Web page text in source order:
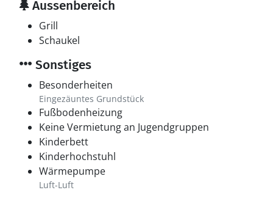
Aussenbereich
Grill
Schaukel
Sonstiges
Besonderheiten
Eingezäuntes Grundstück
Fußbodenheizung
Keine Vermietung an Jugendgruppen
Kinderbett
Kinderhochstuhl
Wärmepumpe
Luft-Luft